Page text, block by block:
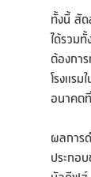
ทั้งนี้ สัด
ได้รวม
ต้องกา
โรงแร
อนาคตที่
ผลการ
ประกอ